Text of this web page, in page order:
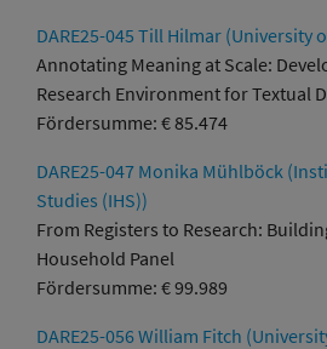
DARE25-045 Till Hilmar (University
Annotating Meaning at Scale:
Research Environment for Textual
Fördersumme: € 85.474
DARE25-047 Monika Mühlböck
Studies (IHS))
From Registers to Research:
Household Panel
Fördersumme: € 99.989
DARE25-056 William Fitch